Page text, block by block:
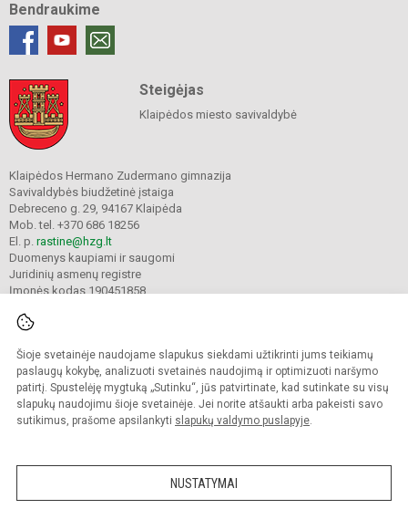
Šioje svetainėje naudojame slapukus siekdami užtikrinti jums teikiamų
paslaugų kokybę, analizuoti svetainės naudojimą ir optimizuoti naršymo
patirtį. Spustelėję mygtuką „Sutinku“, jūs patvirtinate, kad sutinkate su visų
slapukų naudojimu šioje svetainėje. Jei norite atšaukti arba pakeisti savo
sutikimus, prašome apsilankyti slapukų valdymo puslapyje.
NUSTATYMAI
Bendraukime
Steigėjas
Klaipėdos miesto savivaldybė
Klaipėdos Hermano Zudermano gimnazija
Savivaldybės biudžetinė įstaiga
Debreceno g. 29, 94167 Klaipėda
Mob. tel. +370 686 18256
El. p. rastine@hzg.lt
Duomenys kaupiami ir saugomi
Juridinių asmenų registre
Įmonės kodas 190451858
© 2022. Klaipėdos Hermano Zudermano gimnazija. Visos teisės saugomos.
Kopijuoti turinį be raštiško gimnazijos sutikimo griežtai draudžiama.
Prieinamumo paraiška Slapukų valdymas
Sumanus būdas atnaujinti